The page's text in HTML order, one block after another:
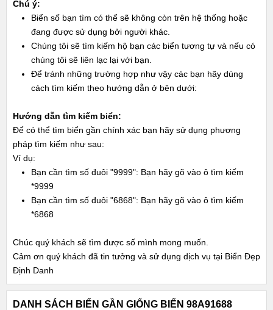
Chú ý:
Biển số bạn tìm có thể sẽ không còn trên hệ thống hoặc
đang được sử dụng bởi người khác.
Chúng tôi sẽ tìm kiếm hộ bạn các biển tương tự và nếu có
chúng tôi sẽ liên lạc lại với bạn.
Để tránh những trường hợp như vậy các bạn hãy dùng
cách tìm kiếm theo hướng dẫn ở bên dưới:
Hướng dẫn tìm kiếm biển:
Để có thể tìm biển gần chính xác bạn hãy sử dụng phương
pháp tìm kiếm như sau:
Ví dụ:
Bạn cần tìm số đuôi "9999": Bạn hãy gõ vào ô tìm kiếm
*9999
Bạn cần tìm số đuôi "6868": Bạn hãy gõ vào ô tìm kiếm
*6868
Chúc quý khách sẽ tìm được số mình mong muốn.
Cảm ơn quý khách đã tin tưởng và sử dụng dịch vụ tại Biển Đẹp
Định Danh
DANH SÁCH BIỂN GẦN GIỐNG BIỂN 98A91688